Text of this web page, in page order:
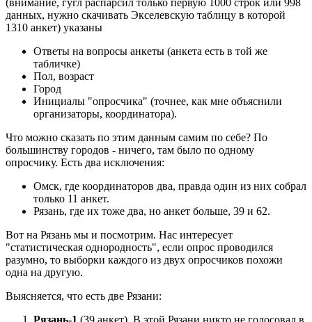
данных, нужно скачивать Экселевскую таблицу в которой
1310 анкет) указаны
Ответы на вопросы анкеты (анкета есть в той же
табличке)
Пол, возраст
Город
Инициалы "опросчика" (точнее, как мне объяснили
организаторы, координатора).
Что можно сказать по этим данным самим по себе? По
большинству городов - ничего, там было по одному
опросчику. Есть два исключения:
Омск, где координаторов два, правда один из них собрал
только 11 анкет.
Рязань, где их тоже два, но анкет больше, 39 и 62.
Вот на Рязань мы и посмотрим. Нас интересует
"статистическая однородность", если опрос проводился
разумно, то выборки каждого из двух опросчиков похожи
одна на другую.
Выясняется, что есть две Рязани:
Рязань-1 (39 анкет). В этой Рязани никто не голосовал в